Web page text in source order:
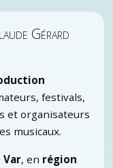
Gérard
festivals,
et organisateurs
musicaux.
Var, en région